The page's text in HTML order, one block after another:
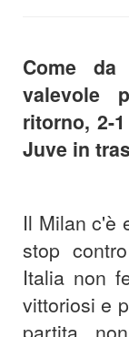
Come da
valevole
ritorno, 2-
Juve in
Il Milan c'è
stop
Italia non
vittoriosi e